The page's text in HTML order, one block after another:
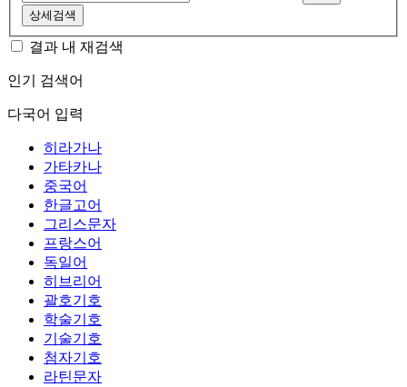
상세검색
결과 내 재검색
인기 검색어
다국어 입력
히라가나
가타카나
중국어
한글고어
그리스문자
프랑스어
독일어
히브리어
괄호기호
학술기호
기술기호
첨자기호
라틴문자